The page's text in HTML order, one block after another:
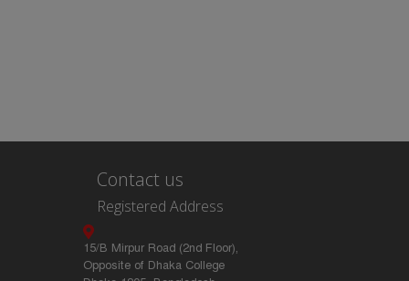
Contact us
Registered Address
15/B Mirpur Road (2nd Floor),
Opposite of Dhaka College